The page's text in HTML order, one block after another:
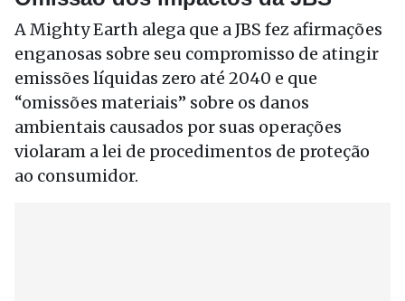
A Mighty Earth alega que a JBS fez afirmações
enganosas sobre seu compromisso de atingir
emissões líquidas zero até 2040 e que
“omissões materiais” sobre os danos
ambientais causados por suas operações
violaram a lei de procedimentos de proteção
ao consumidor.